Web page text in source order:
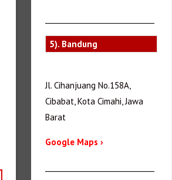
5). Bandung
Jl. Cihanjuang No.158A,
Cibabat, Kota Cimahi, Jawa
Barat
Google Maps ›